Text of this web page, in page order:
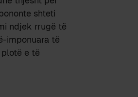
shteti
ndjek rrugë të
imponuara të
e të